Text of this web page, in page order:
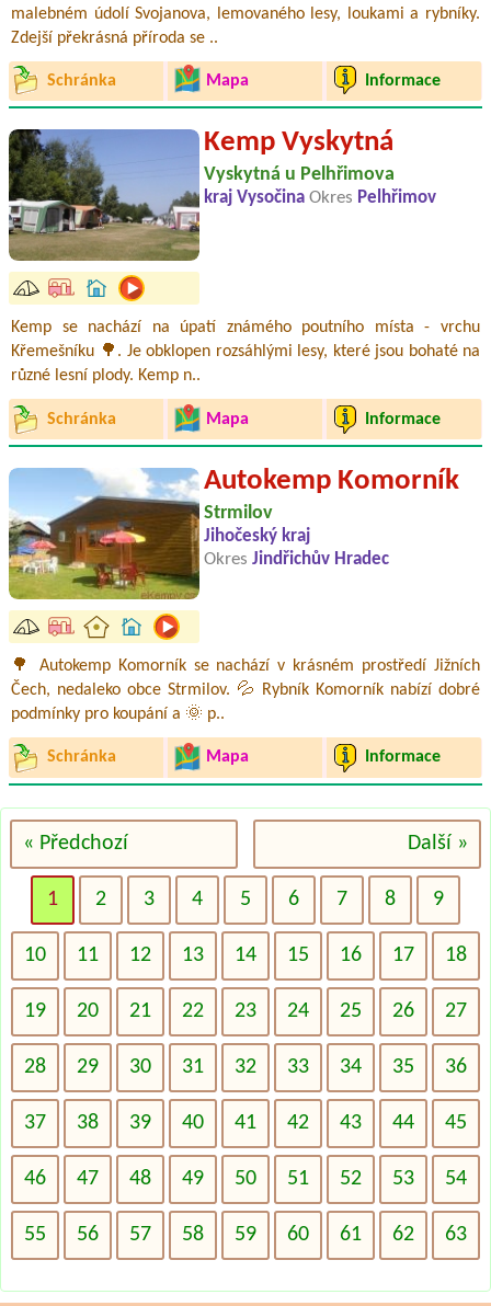
malebném údolí Svojanova, lemovaného lesy, loukami a rybníky.
Zdejší překrásná příroda se ..
Schránka Mapa Informace
Kemp Vyskytná
Vyskytná u Pelhřimova
kraj Vysočina Okres Pelhřimov
Kemp se nachází na úpatí známého poutního místa - vrchu
Křemešníku 🌳. Je obklopen rozsáhlými lesy, které jsou bohaté na
různé lesní plody. Kemp n..
Schránka Mapa Informace
Autokemp Komorník
Strmilov
Jihočeský kraj
Okres Jindřichův Hradec
🌳 Autokemp Komorník se nachází v krásném prostředí Jižních
Čech, nedaleko obce Strmilov. 💦 Rybník Komorník nabízí dobré
podmínky pro koupání a 🌞 p..
Schránka Mapa Informace
« Předchozí Další »
1 2 3 4 5 6 7 8 9
10 11 12 13 14 15 16 17 18
19 20 21 22 23 24 25 26 27
28 29 30 31 32 33 34 35 36
37 38 39 40 41 42 43 44 45
46 47 48 49 50 51 52 53 54
55 56 57 58 59 60 61 62 63